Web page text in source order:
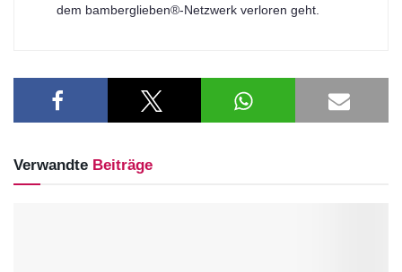
dem bamberglieben®-Netzwerk verloren geht.
Verwandte Beiträge